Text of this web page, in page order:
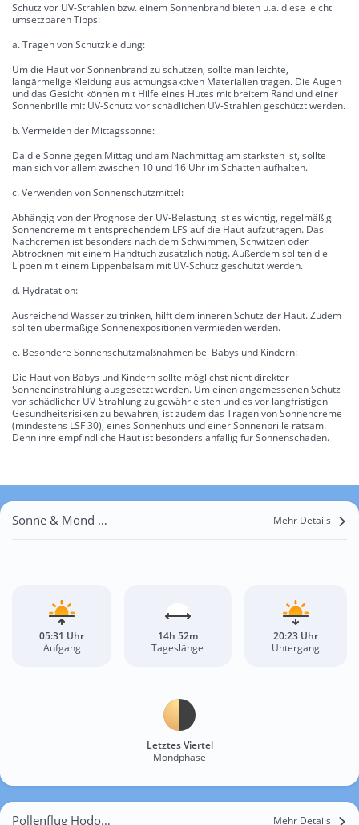
Schutz vor UV-Strahlen bzw. einem Sonnenbrand bieten u.a. diese leicht
umsetzbaren Tipps:
a. Tragen von Schutzkleidung:
Um die Haut vor Sonnenbrand zu schützen, sollte man leichte,
langärmelige Kleidung aus atmungsaktiven Materialien tragen. Die Augen
und das Gesicht können mit Hilfe eines Hutes mit breitem Rand und einer
Sonnenbrille mit UV-Schutz vor schädlichen UV-Strahlen geschützt werden.
b. Vermeiden der Mittagssonne:
Da die Sonne gegen Mittag und am Nachmittag am stärksten ist, sollte
man sich vor allem zwischen 10 und 16 Uhr im Schatten aufhalten.
c. Verwenden von Sonnenschutzmittel:
Abhängig von der Prognose der UV-Belastung ist es wichtig, regelmäßig
Sonnencreme mit entsprechendem LFS auf die Haut aufzutragen. Das
Nachcremen ist besonders nach dem Schwimmen, Schwitzen oder
Abtrocknen mit einem Handtuch zusätzlich nötig. Außerdem sollten die
Lippen mit einem Lippenbalsam mit UV-Schutz geschützt werden.
d. Hydratation:
Ausreichend Wasser zu trinken, hilft dem inneren Schutz der Haut. Zudem
sollten übermäßige Sonnenexpositionen vermieden werden.
e. Besondere Sonnenschutzmaßnahmen bei Babys und Kindern:
Die Haut von Babys und Kindern sollte möglichst nicht direkter
Sonneneinstrahlung ausgesetzt werden. Um einen angemessenen Schutz
vor schädlicher UV-Strahlung zu gewährleisten und es vor langfristigen
Gesundheitsrisiken zu bewahren, ist zudem das Tragen von Sonnencreme
(mindestens LSF 30), eines Sonnenhuts und einer Sonnenbrille ratsam.
Denn ihre empfindliche Haut ist besonders anfällig für Sonnenschäden.
Sonne & Mond Hodonín Mehr Details
05:31 Uhr
Aufgang
14h 52m
Tageslänge
20:23 Uhr
Untergang
Letztes Viertel
Mondphase
Pollenflug Hodonín Mehr Details